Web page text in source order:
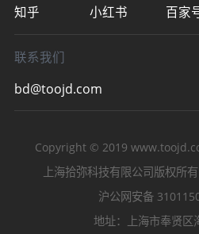
知乎
小红书 百家
联系我们
bd@toojd.com
Copyright © 2019
上海拾弥科技有限公司版权所有
沪公网安备
地址：上海市奉贤区